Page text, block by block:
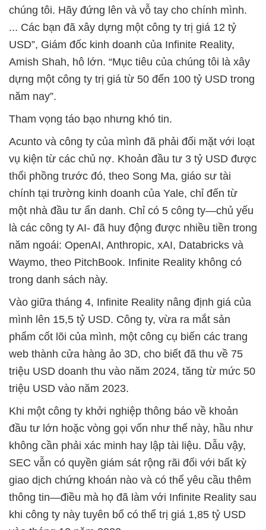
chúng tôi. Hãy đứng lên và vỗ tay cho chính mình.
... Các bạn đã xây dựng một công ty trị giá 12 tỷ
USD”, Giám đốc kinh doanh của Infinite Reality,
Amish Shah, hô lớn. “Mục tiêu của chúng tôi là xây
dựng một công ty trị giá từ 50 đến 100 tỷ USD trong
năm nay”.
Tham vọng táo bạo nhưng khó tin.
Acunto và công ty của mình đã phải đối mặt với loạt
vụ kiện từ các chủ nợ. Khoản đầu tư 3 tỷ USD được
thổi phồng trước đó, theo Song Ma, giáo sư tài
chính tại trường kinh doanh của Yale, chỉ đến từ
một nhà đầu tư ẩn danh. Chỉ có 5 công ty—chủ yếu
là các công ty AI- đã huy động được nhiều tiền trong
năm ngoái: OpenAI, Anthropic, xAI, Databricks và
Waymo, theo PitchBook. Infinite Reality không có
trong danh sách này.
Vào giữa tháng 4, Infinite Reality nâng định giá của
mình lên 15,5 tỷ USD. Công ty, vừa ra mắt sản
phẩm cốt lõi của mình, một công cụ biến các trang
web thành cửa hàng ảo 3D, cho biết đã thu về 75
triệu USD doanh thu vào năm 2024, tăng từ mức 50
triệu USD vào năm 2023.
Khi một công ty khởi nghiệp thông báo về khoản
đầu tư lớn hoặc vòng gọi vốn như thế này, hầu như
không cần phải xác minh hay lập tài liệu. Dẫu vậy,
SEC vẫn có quyền giám sát rộng rãi đối với bất kỳ
giao dịch chứng khoán nào và có thể yêu cầu thêm
thông tin—điều mà họ đã làm với Infinite Reality sau
khi công ty này tuyên bố có thể trị giá 1,85 tỷ USD